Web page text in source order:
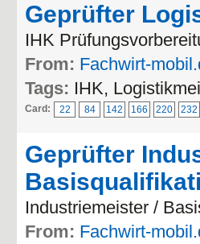
Geprüfter
IHK
From: Fachwirt-
Tags: IHK,
Card: 22 84 142 166 220 232
Geprüfter
Industriemeister /
From: Fachwirt-